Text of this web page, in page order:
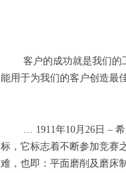
客户的成功就是我们的
能用于为我们的客户创造最
… 1911年10月26日 –
标，它标志着不断参加竞赛
难，也即：平面磨削及磨床